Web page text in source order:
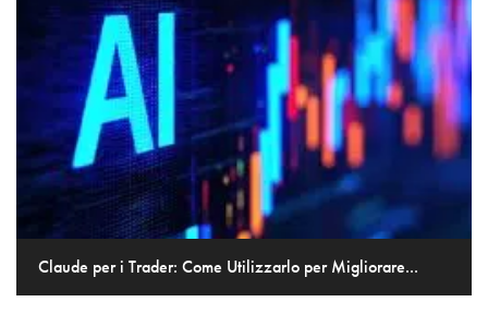
Claude per i Trader: Come Utilizzarlo per Migliorare...